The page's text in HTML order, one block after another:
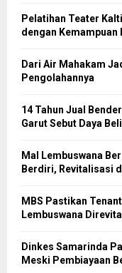
Pelatihan Teater
dengan
Dari Air Mahakam
Pengolahannya
14 Tahun Jual
Garut Sebut Daya
Mal Lembuswana
Berdiri, Revitalisasi
MBS Pastikan
Lembuswana
Dinkes Samarinda
Meski Pembiayaan